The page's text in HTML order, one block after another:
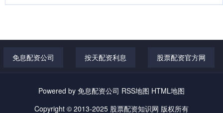
免息配资公司 按天配资利息 股票配资官方网
Powered by 免息配资公司 RSS地图 HTML地图
Copyright © 2013-2025 股票配资知识网 版权所有